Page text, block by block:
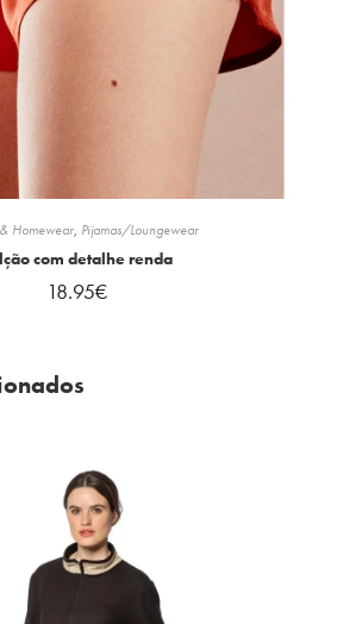
Homewear, Pijamas/Loungewear
com detalhe renda
18.95€